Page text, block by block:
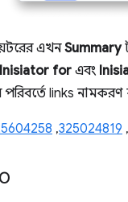
এখনSummary
Inisiator for এবং
links নামকরণ
,325024819 ,
০